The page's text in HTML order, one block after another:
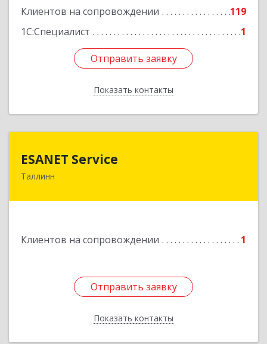
Клиентов на сопровождении
119
1С:Специалист
1
Отправить заявку
Показать контакты
Отправить заявку
Назад
ESANET Serviсe
Таллинн
Клиентов на сопровождении 1
Отправить заявку
Показать контакты
Отправить заявку
Назад